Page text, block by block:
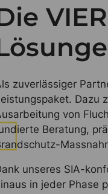
zuverlässiger
Dazu
von
Beratung,
unseres SIA-
in jeder Phase